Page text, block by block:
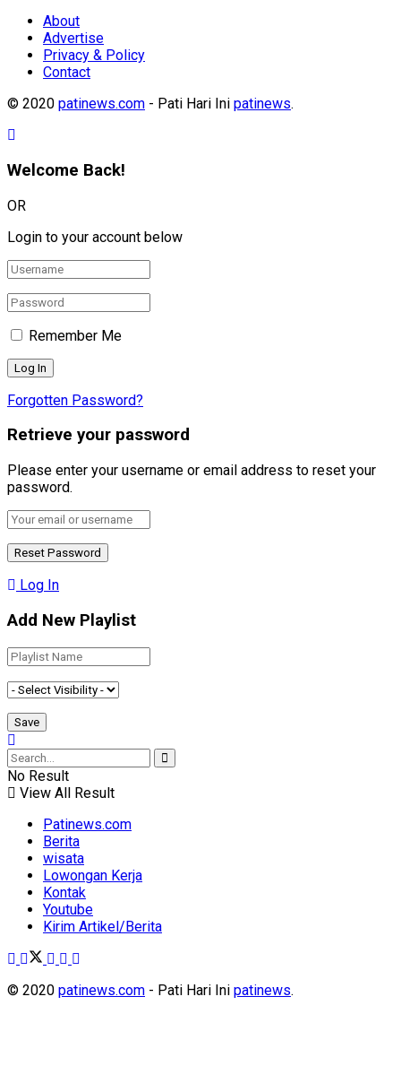
About
Advertise
Privacy & Policy
Contact
© 2020 patinews.com - Pati Hari Ini patinews.
Welcome Back!
OR
Login to your account below
Remember Me
Forgotten Password?
Retrieve your password
Please enter your username or email address to reset your
password.
Log In
Add New Playlist
No Result
View All Result
Patinews.com
Berita
wisata
Lowongan Kerja
Kontak
Youtube
Kirim Artikel/Berita
© 2020 patinews.com - Pati Hari Ini patinews.